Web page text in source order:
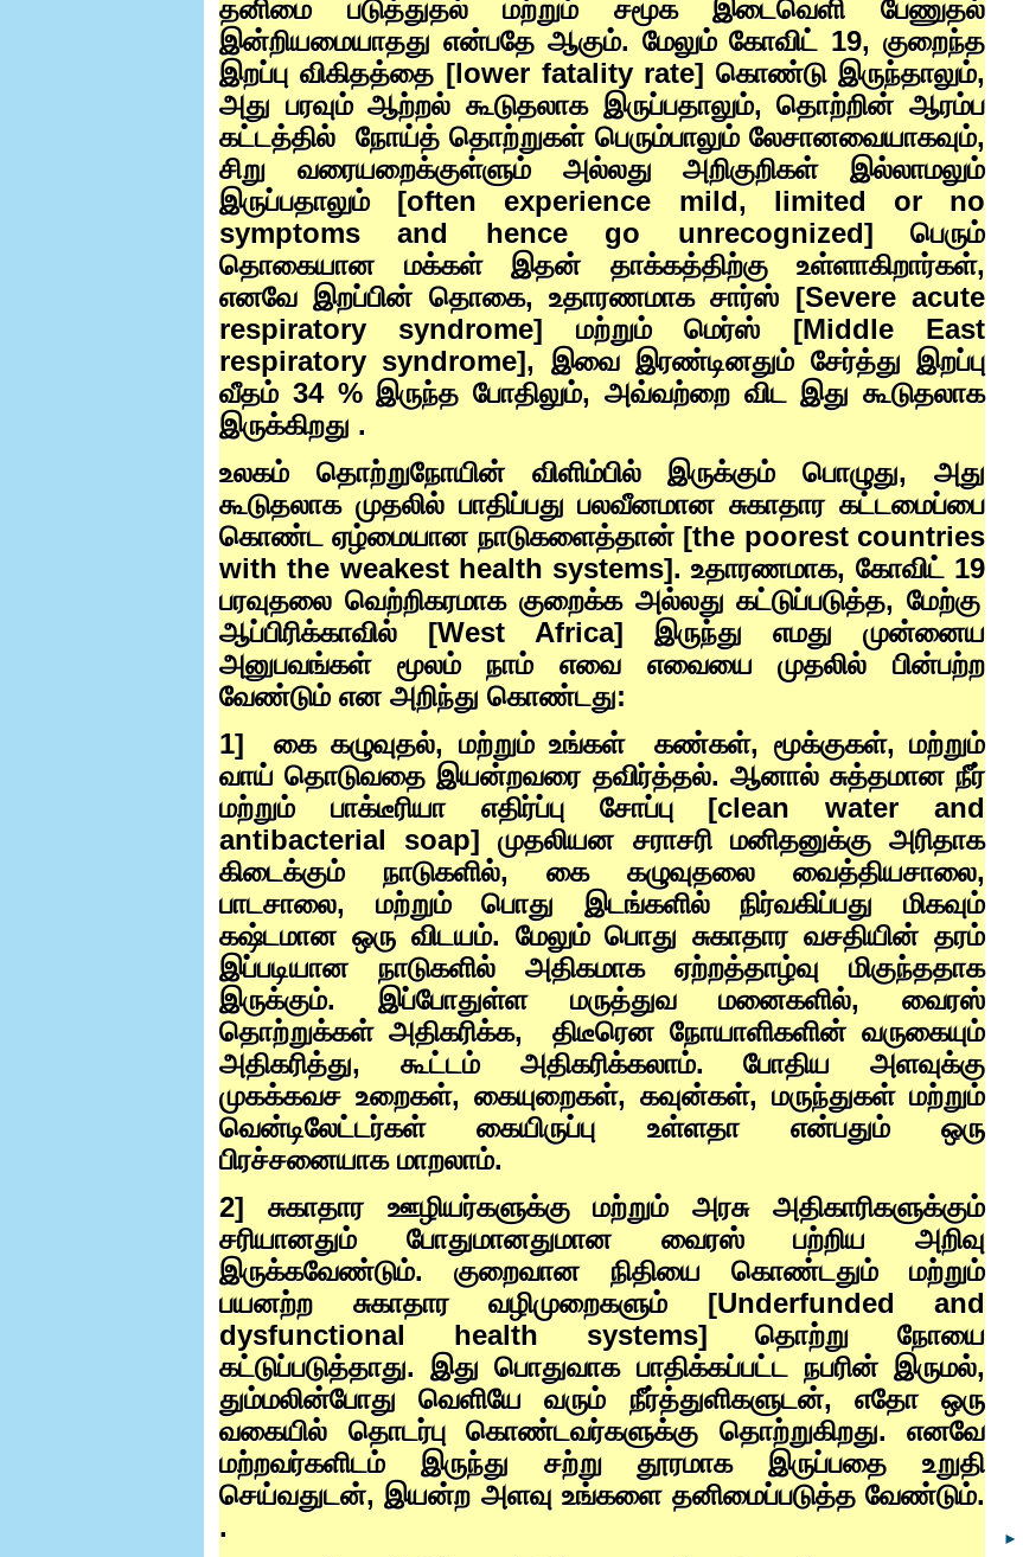
தனிமை படுத்துதல் மற்றும் சமூக இடைவெளி பேணுதல்
இன்றியமையாதது என்பதே ஆகும். மேலும் கோவிட் 19,குறைந்த
இறப்பு விகிதத்தை [lower fatality rate]கொண்டு இருந்தாலும்,
அது பரவும் ஆற்றல் கூடுதலாக இருப்பதாலும்,தொற்றின் ஆரம்ப
கட்டத்தில்
நோய்த் தொற்றுகள் பெரும்பாலும் லேசானவையாகவும்,
சிறு வரையறைக்குள்ளும் அல்லது அறிகுறிகள் இல்லாமலும்
இருப்பதாலும் [often experience mild, limited or no
symptoms and hence go unrecognized] பெரும்
தொகையான மக்கள் இதன் தாக்கத்திற்கு உள்ளாகிறார்கள்,
எனவே இறப்பின் தொகை,உதாரணமாக சார்ஸ் [Severe acute
respiratory syndrome] மற்றும் மெர்ஸ் [Middle East
respiratory syndrome], இவை இரண்டினதும் சேர்த்து இறப்பு
வீதம் 34 %இருந்த போதிலும், அவ்வற்றை விட இது கூடுதலாக
இருக்கிறது .
உலகம் தொற்றுநோயின் விளிம்பில் இருக்கும் பொழுது,அது
கூடுதலாக முதலில் பாதிப்பது பலவீனமான சுகாதார கட்டமைப்பை
கொண்ட ஏழ்மையான நாடுகளைத்தான் [the poorest countries
with the weakest health systems].உதாரணமாக, கோவிட் 19
பரவுதலை வெற்றிகரமாக குறைக்க அல்லது கட்டுப்படுத்த,மேற்கு
ஆப்பிரிக்காவில் [West Africa] இருந்து எமது முன்னைய
அனுபவங்கள் மூலம் நாம் எவை எவையை முதலில் பின்பற்ற
வேண்டும் என அறிந்து கொண்டது:
1]
கை கழுவுதல், மற்றும் உங்கள் கண்கள், மூக்குகள்,மற்றும்
வாய் தொடுவதை இயன்றவரை தவிர்த்தல். ஆனால் சுத்தமான நீர்
மற்றும் பாக்டீரியா எதிர்ப்பு சோப்பு [clean water and
antibacterial soap]முதலியன சராசரி மனிதனுக்கு அரிதாக
கிடைக்கும் நாடுகளில், கை கழுவுதலை வைத்தியசாலை,
பாடசாலை, மற்றும் பொது இடங்களில் நிர்வகிப்பது மிகவும்
கஷ்டமான ஒரு விடயம். மேலும் பொது சுகாதார வசதியின் தரம்
இப்படியான நாடுகளில் அதிகமாக ஏற்றத்தாழ்வு மிகுந்ததாக
இருக்கும். இப்போதுள்ள மருத்துவ மனைகளில், வைரஸ்
தொற்றுக்கள் அதிகரிக்க,
திடீரென நோயாளிகளின் வருகையும்
அதிகரித்து, கூட்டம் அதிகரிக்கலாம். போதிய அளவுக்கு
முகக்கவச உறைகள், கையுறைகள், கவுன்கள், மருந்துகள் மற்றும்
வென்டிலேட்டர்கள் கையிருப்பு உள்ளதா என்பதும் ஒரு
பிரச்சனையாக மாறலாம்.
2] சுகாதார ஊழியர்களுக்கு மற்றும் அரசு அதிகாரிகளுக்கும்
சரியானதும் போதுமானதுமான வைரஸ் பற்றிய அறிவு
இருக்கவேண்டும். குறைவான நிதியை கொண்டதும் மற்றும்
பயனற்ற சுகாதார வழிமுறைகளும் [Underfunded and
dysfunctional health systems]தொற்று நோயை
கட்டுப்படுத்தாது. இது பொதுவாக பாதிக்கப்பட்ட நபரின் இருமல்,
தும்மலின்போது வெளியே வரும் நீர்த்துளிகளுடன், எதோ ஒரு
வகையில் தொடர்பு கொண்டவர்களுக்கு தொற்றுகிறது. எனவே
மற்றவர்களிடம் இருந்து சற்று தூரமாக இருப்பதை உறுதி
செய்வதுடன்,இயன்ற அளவு உங்களை தனிமைப்படுத்த வேண்டும்.
.
►